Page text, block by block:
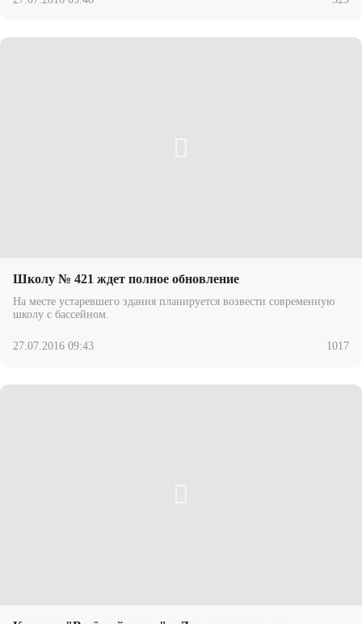
Школу № 421 ждет полное обновление
На месте устаревшего здания планируется возвести современную
школу с бассейном.
27.07.2016 09:43 1017